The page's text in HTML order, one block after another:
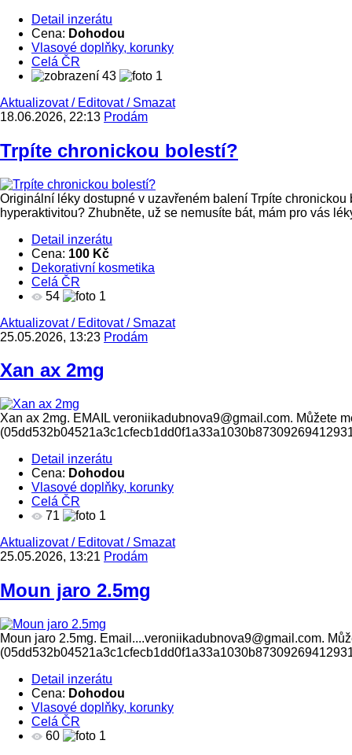
Detail inzerátu
Cena: Dohodou
Vlasové doplňky, korunky
Celá ČR
43
1
Aktualizovat/ Editovat/ Smazat
18.06.2026, 22:13 Prodám
Trpíte chronickou bolestí?
Originální léky dostupné v uzavřeném balení Trpíte
hyperaktivitou? Zhubněte, už se nemusíte bát, mám pro vás
Detail inzerátu
Cena: 100 Kč
Dekorativní kosmetika
Celá ČR
54
1
Aktualizovat/ Editovat/ Smazat
25.05.2026, 13:23 Prodám
Xan ax 2mg
Xan ax 2mg. EMAIL veroniikadubnova9@gmail.com. Můžete
Detail inzerátu
Cena: Dohodou
Vlasové doplňky, korunky
Celá ČR
71
1
Aktualizovat/ Editovat/ Smazat
25.05.2026, 13:21 Prodám
Moun jaro 2.5mg
Moun jaro 2.5mg. Email....veroniikadubnova9@gmail.com.
Detail inzerátu
Cena: Dohodou
Vlasové doplňky, korunky
Celá ČR
60
1